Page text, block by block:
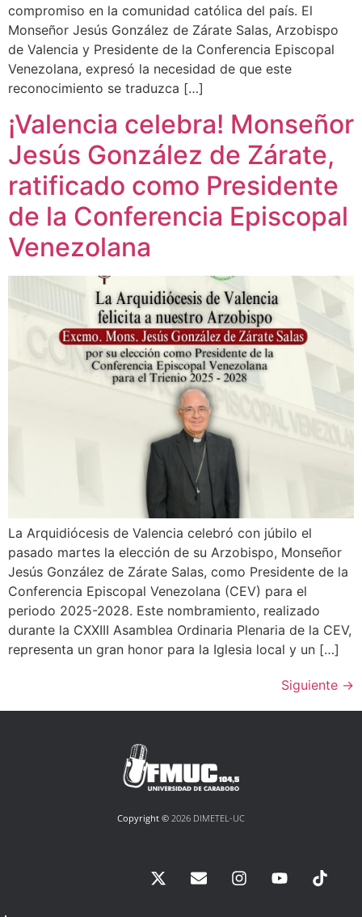
compromiso en la comunidad católica del país. El
Monseñor Jesús González de Zárate Salas, Arzobispo
de Valencia y Presidente de la Conferencia Episcopal
Venezolana, expresó la necesidad de que este
reconocimiento se traduzca […]
¡Valencia celebra! Monseñor
Jesús González de Zárate,
ratificado como Presidente
de la Conferencia Episcopal
Venezolana
La Arquidiócesis de Valencia celebró con júbilo el
pasado martes la elección de su Arzobispo, Monseñor
Jesús González de Zárate Salas, como Presidente de la
Conferencia Episcopal Venezolana (CEV) para el
periodo 2025-2028. Este nombramiento, realizado
durante la CXXIII Asamblea Ordinaria Plenaria de la CEV,
representa un gran honor para la Iglesia local y un […]
Siguiente →
Copyright © 2026 DIMETEL-UC